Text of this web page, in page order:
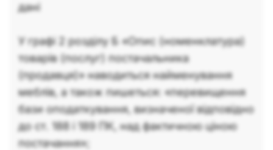
дані
У графі 2 розділу Б «Опис (номенклатура)
товарів (послуг) постачальника
(продавця)» наводиться найменування
меблів, а також пишеться: «перевищення
бази оподаткування, визначеної відповідно
до ст. 188 і 189 ПК, над фактичною ціною
постачання»;